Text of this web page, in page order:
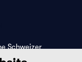
Schweizer
Filme aus